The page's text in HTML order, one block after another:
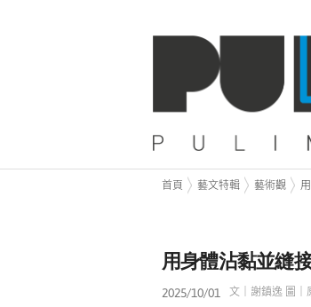
首頁 藝文特輯 藝術觀
用身體沾黏並縫
2025/10/01 文｜謝鎮逸 圖｜